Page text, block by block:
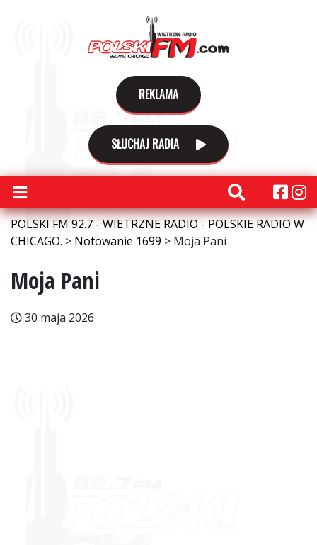
REKLAMA
SŁUCHAJ RADIA
POLSKI FM 92.7 - WIETRZNE RADIO - POLSKIE RADIO W
CHICAGO. > Notowanie 1699 > Moja Pani
Moja Pani
30 maja 2026